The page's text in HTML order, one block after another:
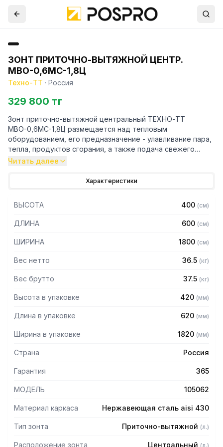
ЗОНТ ПРИТОЧНО-ВЫТЯЖНОЙ ЦЕНТР.
МВО-0,6МС-1,8Ц
Техно-ТТ · Россия
329 800 тг
Зонт приточно-вытяжной центральный ТЕХНО-ТТ
МВО-0,6МС-1,8Ц размещается над тепловым
оборудованием, его предназначение - улавливание пара,
тепла, продуктов сгорания, а также подача свежего
воздуха, что благоприятно сказывается на микроклимате
предметах мебели и кухонной утвари. Поэтому это
оборудование формирует микроклимат в помещении и
защищает сотрудников горячего цеха.
— Бескаркасный
0,8мм
— Поставляется в собранном виде
Читать далее
Характеристики
ВЫСОТА 400 (см)
ДЛИНА 600 (см)
ШИРИНА 1800 (см)
Вес нетто 36.5 (кг)
Вес брутто 37.5 (кг)
Высота в упаковке 420 (мм)
Длина в упаковке 620 (мм)
Ширина в упаковке 1820 (мм)
Страна Россия
Гарантия 365
МОДЕЛЬ 105062
Материал каркаса Нержавеющая сталь aisi 430
Тип зонта Приточно-вытяжной (л.)
Расположение зонта Центральный (л.)